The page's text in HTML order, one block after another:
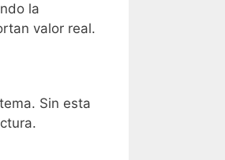
la
valor real.
Sin esta